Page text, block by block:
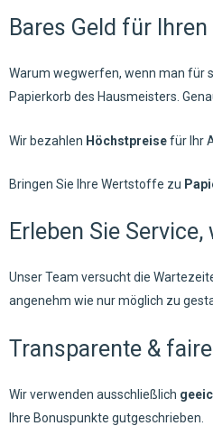
Bares Geld für
Warum wegwerfen, wenn man für
Papierkorb des Hausmeisters.
Wir bezahlen Höchstpreisefür Ihr
Bringen Sie Ihre Wertstoffe zu
Erleben Sie
Unser Team versucht die
angenehm wie nur möglich zu
Transparente &
Wir verwenden ausschließlich
Ihre Bonuspunkte gutgeschrieben.